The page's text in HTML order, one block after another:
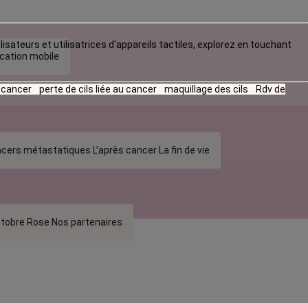
mobile
métastatiques L’après cancer La fin de vie
Rose Nos partenaires
et utilisatrices d‘appareils tactiles, explorez en touchant
perte de cils liée au cancer maquillage des cils Rdv de